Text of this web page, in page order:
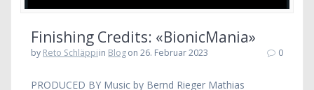
Finishing Credits: «BionicMania»
by Reto Schläppiin Blogon 26. Februar 2023 0
PRODUCED BY Music by Bernd Rieger Mathias